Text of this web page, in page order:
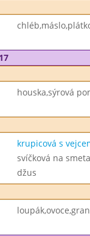
houska,sýrová
krupicová s
svíčková na
džus